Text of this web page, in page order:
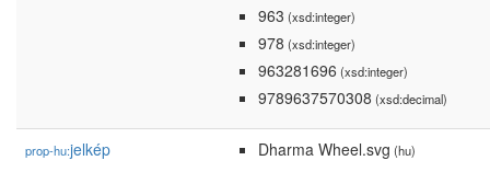
963 (xsd:integer)
978 (xsd:integer)
963281696 (xsd:integer)
9789637570308 (xsd:decimal)
prop-hu:jelkép Dharma Wheel.svg (hu)